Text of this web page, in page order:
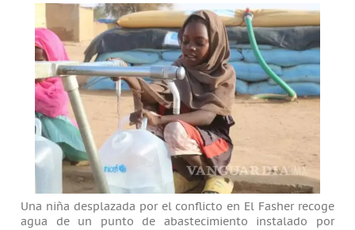
Una niña desplazada por el conflicto en El Fasher recoge
agua de un punto de abastecimiento instalado por